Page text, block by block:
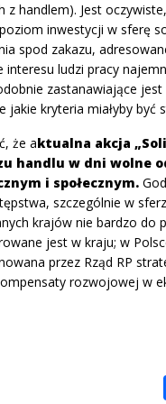
z handlem). Jest
inwestycji w sferę
spod zakazu,
interesu ludzi pracy
zastanawiające
jakie kryteria miałyby być
że aktualna akcja
handlu w dni wolne
i społecznym.
szczególnie w
krajów nie bardzo do
jest w kraju; w
przez Rząd RP
rozwojowej w